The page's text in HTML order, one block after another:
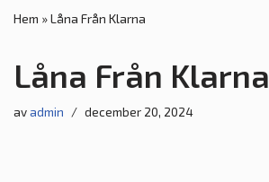
Hem »Låna Från Klarna
Låna Från Klarna
avadmin december 20, 2024